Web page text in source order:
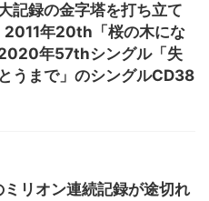
記録の金字塔を打ち立て
年20th「桜の木にな
年57thシングル「失
うまで」のシングルCD38
ミリオン連続記録が途切れ